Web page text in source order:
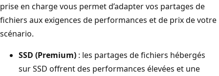
prise en charge vous permet d’adapter vos partages de
fichiers aux exigences de performances et de prix de votre
scénario.
SSD (Premium) : les partages de fichiers hébergés
sur SSD offrent des performances élevées et une